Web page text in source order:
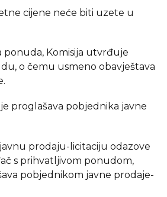
cijene neće biti uzete u
ponuda, Komisija utvrđuje
o čemu usmeno obavještava
proglašava pobjednika javne
prodaju-licitaciju odazove
s prihvatljivom ponudom,
pobjednikom javne prodaje-